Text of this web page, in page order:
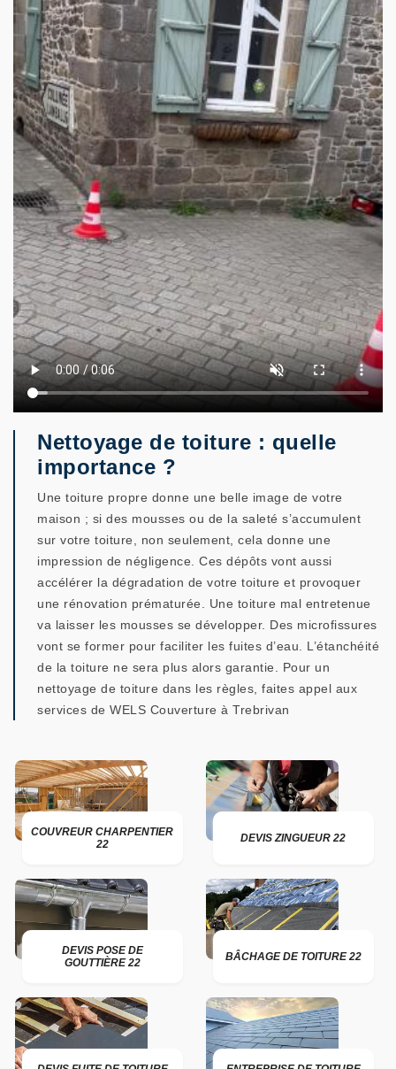
Nettoyage de toiture : quelle
importance ?
Une toiture propre donne une belle image de votre
maison ; si des mousses ou de la saleté s’accumulent
sur votre toiture, non seulement, cela donne une
impression de négligence. Ces dépôts vont aussi
accélérer la dégradation de votre toiture et provoquer
une rénovation prématurée. Une toiture mal entretenue
va laisser les mousses se développer. Des microfissures
vont se former pour faciliter les fuites d’eau. L’étanchéité
de la toiture ne sera plus alors garantie. Pour un
nettoyage de toiture dans les règles, faites appel aux
services de WELS Couverture à Trebrivan
COUVREUR CHARPENTIER
22
DEVIS ZINGUEUR 22
DEVIS POSE DE
GOUTTIÈRE 22
BÂCHAGE DE TOITURE 22